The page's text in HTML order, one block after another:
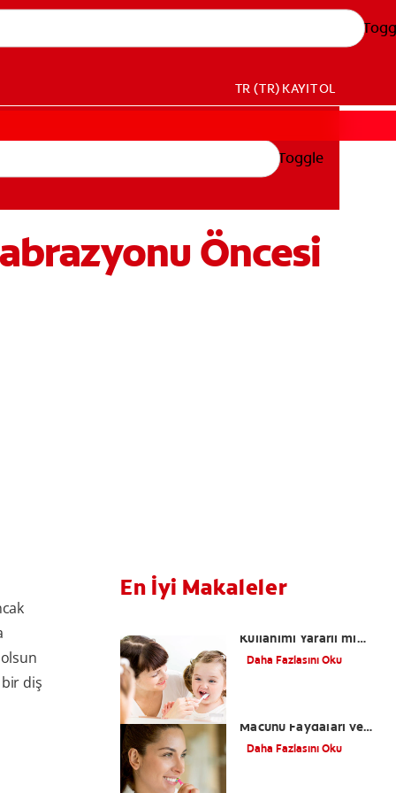
TR (TR) KAYIT OL
Toggle
Öncesi
diş
En İyi Makaleler
Kullanımı Yararlı mı
Zararlı mı?
Daha Fazlasını Oku
Macunu Faydaları ve
Zaralarları
Daha Fazlasını Oku